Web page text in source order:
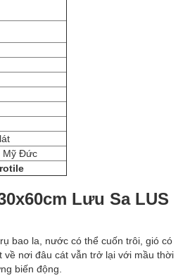
Mỹ Đức
Lưu Sa LUS
bao la, nước có thể cuốn trôi, gió có
về nơi đâu cát vẫn trở lại với mầu thời
biến động.